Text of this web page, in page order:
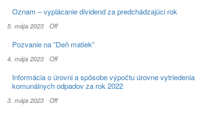
Oznam – vyplácanie dividend za predchádzajúci rok
5. mája 2023 Off
Pozvanie na “Deň matiek”
4. mája 2023 Off
Informácia o úrovni a spôsobe výpočtu úrovne vytriedenia
komunálnych odpadov za rok 2022
3. mája 2023 Off